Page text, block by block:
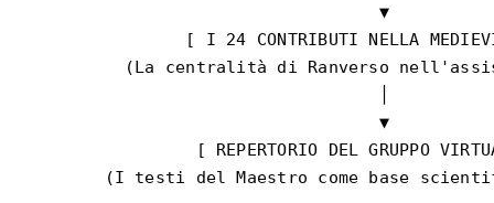
                                  ▼
[ I 24 CONTRIBUTI NELLA
(La centralità di Ranverso
                                  ▼
[ REPERTORIO DEL GRUPPO